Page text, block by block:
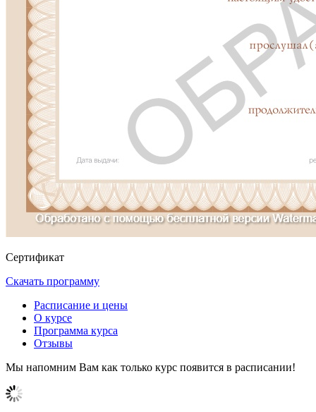
Сертификат
Скачать программу
Расписание и цены
О курсе
Программа курса
Отзывы
Мы напомним Вам как только курс появится в расписании!